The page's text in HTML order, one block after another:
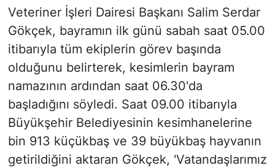
Veteriner İşleri Dairesi Başkanı Salim Serdar
Gökçek, bayramın ilk günü sabah saat 05.00
itibarıyla tüm ekiplerin görev başında
olduğunu belirterek, kesimlerin bayram
namazının ardından saat 06.30'da
başladığını söyledi. Saat 09.00 itibarıyla
Büyükşehir Belediyesinin kesimhanelerine
bin 913 küçükbaş ve 39 büyükbaş hayvanın
getirildiğini aktaran Gökçek, 'Vatandaşlarımız